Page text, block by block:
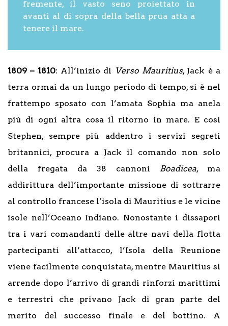
fremente, il vasto seno proiettato in
avanti al di sopra della bella prua atta a
tenere il mare.
1809 – 1810: All’inizio di Verso Mauritius, Jack è a
terra ormai da un lungo periodo di tempo, si è nel
frattempo sposato con l’amata Sophia ma anela
più di ogni altra cosa il ritorno in mare. E così
Stephen, sempre più addentro i servizi segreti
britannici, procura a Jack il comando non solo
della fregata da 38 cannoni Boadicea, ma
addirittura dell’importante missione di sottrarre
al controllo francese l’isola di Mauritius e le vicine
isole nell’Oceano Indiano. Nonostante i dissapori
tra i vari comandanti delle altre navi della flotta
partecipanti all’attacco, l’Isola della Reunione
viene facilmente conquistata, mentre Mauritius si
arrende dopo l’arrivo di grandi rinforzi marittimi
e terrestri che privano Jack di gran parte del
merito del successo finale e del bottino. A